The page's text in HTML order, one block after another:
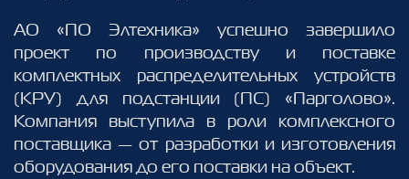
АО «ПО Элтехника» успешно завершило
проект по производству и поставке
комплектных распределительных устройств
(КРУ) для подстанции (ПС) «Парголово».
Компания выступила в роли комплексного
поставщика — от разработки и изготовления
оборудования до его поставки на объект.